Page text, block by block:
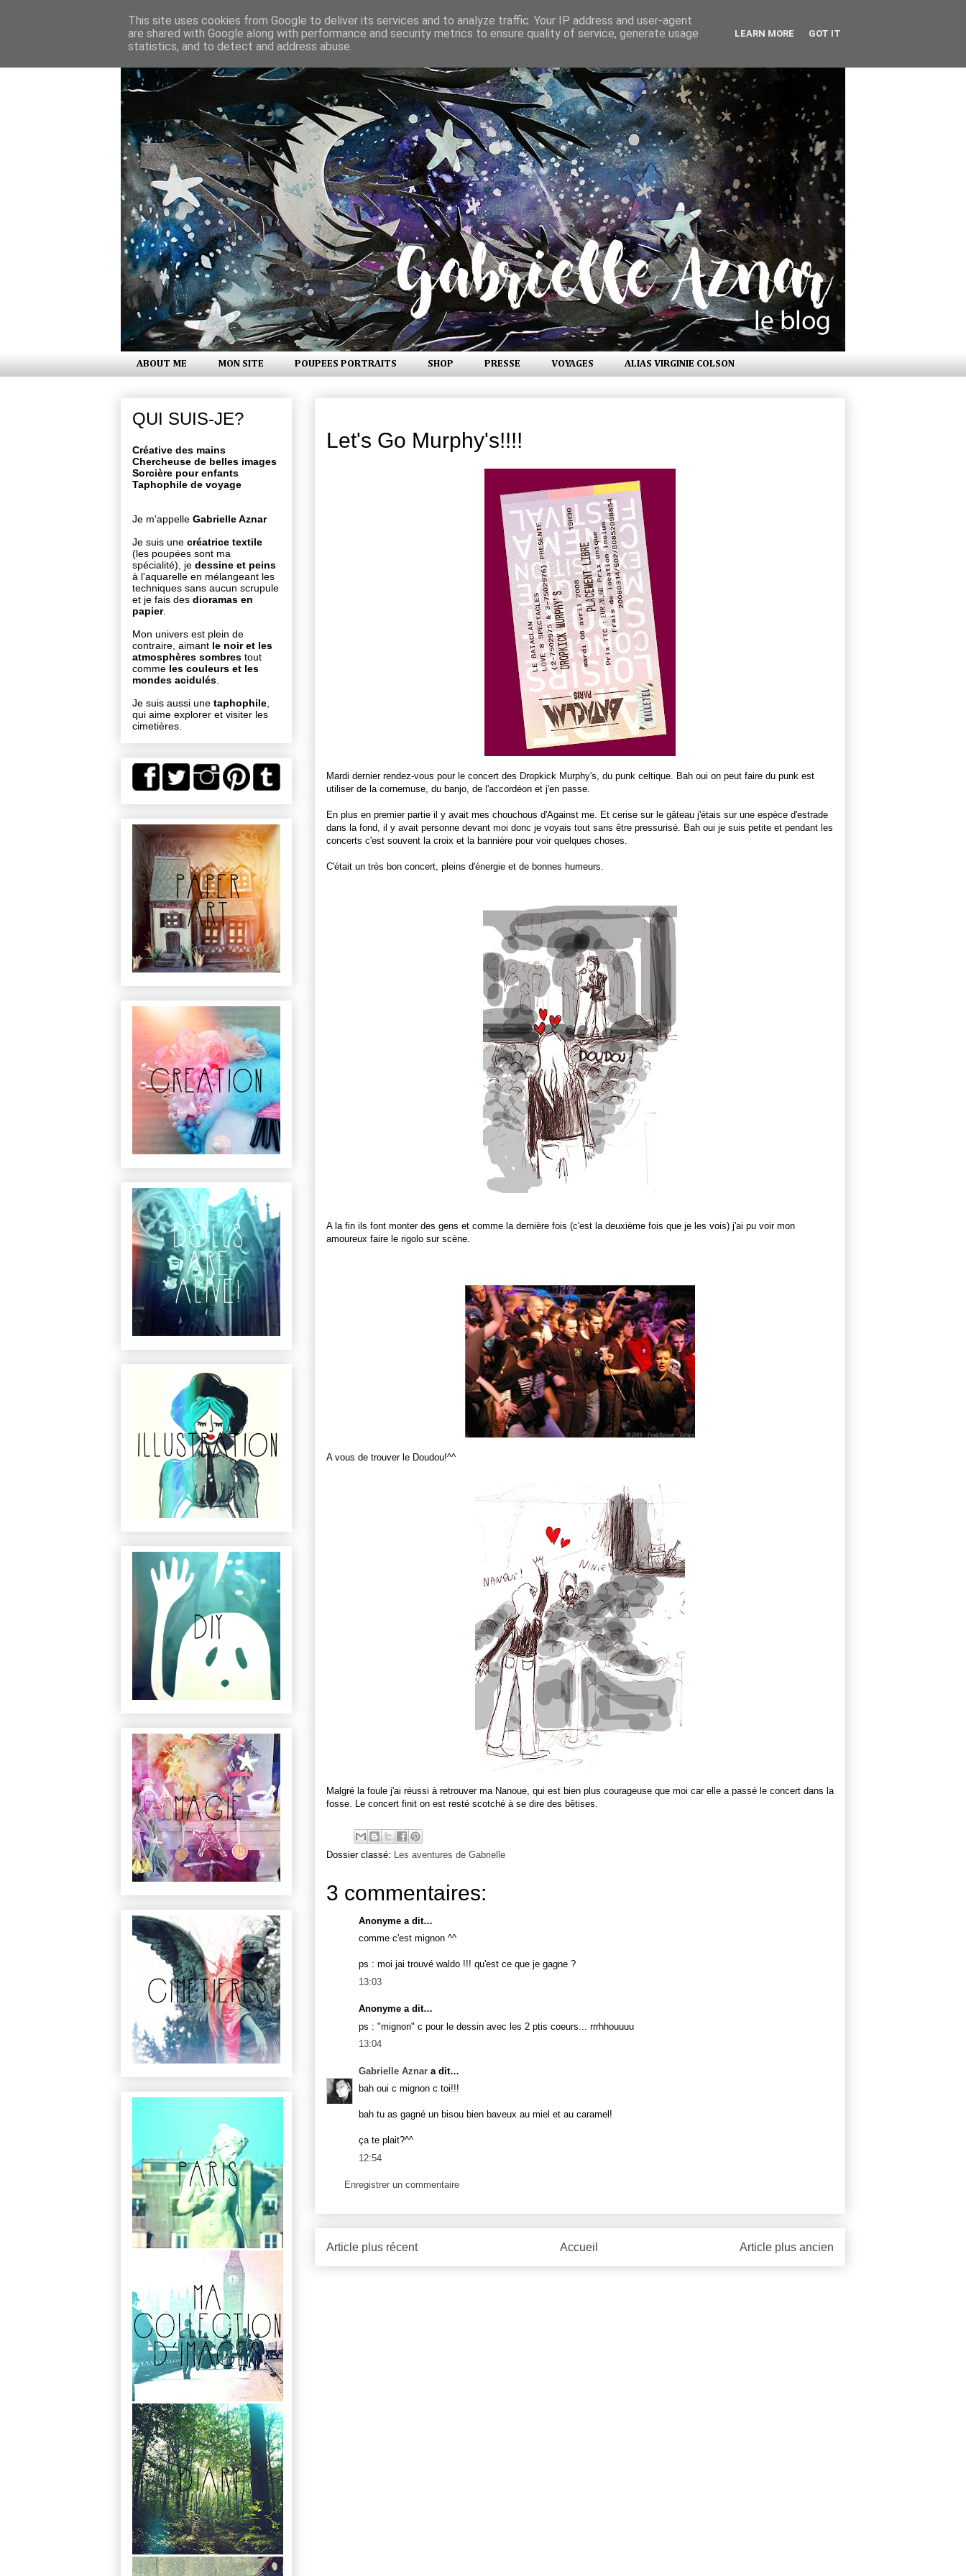
ABOUT ME MON SITE POUPEES PORTRAITS SHOP PRESSE VOYAGES ALIAS VIRGINIE COLSON
Let's Go Murphy's!!!!
Mardi dernier rendez-vous pour le concert des Dropkick Murphy's , du punk celtique. Bah oui on peut faire du punk est
utiliser de la cornemuse, du banjo, de l'accordéon et j'en passe.
En plus en premier partie il y avait mes chouchous d'Against me. Et cerise sur le gâteau j'étais sur une espèce d'estrade
dans la fond, il y avait personne devant moi donc je voyais tout sans être pressurisé . Bah oui je suis petite et pendant les
concerts c'est souvent la croix et la bannière pour voir quelques choses.
C'était un très bon concert, pleins d'énergie et de bonnes humeurs.
A la fin ils font monter des gens et comme la dernière fois (c'est la deuxième fois que je les vois) j'ai pu voir mon
amoureux faire le rigolo sur scène
A vous de trouver le Doudou!^^
Malgré la foule j'ai réussi à retrouver ma Nanoue , qui est bien plus courageuse que moi car elle a passé le concert dans la
fosse. Le concert finit on est resté scotché à se dire des bêtises
Dossier classé: Les aventures de Gabrielle
3 commentaires:
Anonyme a dit…
comme c'est mignon ^^
ps : moi jai trouvé waldo !!! qu'est ce que je gagne ?
13:03
Anonyme a dit…
ps : "mignon" c pour le dessin avec les 2 ptis coeurs... rrrhhouuuu
13:04
Gabrielle Aznar a dit…
bah oui c mignon c toi!!!
bah tu as gagné un bisou bien baveux au miel et au caramel!
ça te plait?^^
12:54
Enregistrer un commentaire
Article plus récent Article plus ancien
Accueil
QUI SUIS-JE?
Créative des mains
Chercheuse de belles images
Sorcière pour enfants
Taphophile de voyage
Je m'appelle Gabrielle Aznar
Je suis une créatrice textile
(les poupées sont ma
spécialité), je dessine et peins
à l'aquarelle en mélangeant les
techniques sans aucun scrupule
et je fais des dioramas en
papier.
Mon univers est plein de
contraire, aimant le noir et les
atmosphères sombres tout
comme les couleurs et les
mondes acidulés
Je suis aussi une taphophile
qui aime explorer et visiter les
cimetières.
This site uses cookies from Google to deliver its services and to analyze traffic. Your IP address and user-agent
are shared with Google along with performance and security metrics to ensure quality of service, generate usage
statistics, and to detect and address abuse.
LEARN MORE GOT IT